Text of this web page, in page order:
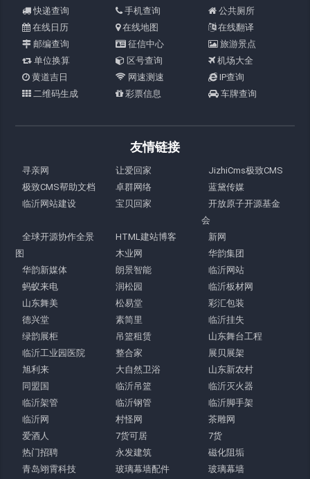
快递查询
手机查询
公共厕所
在线日历
在线地图
在线翻译
邮编查询
征信中心
旅游景点
单位换算
区号查询
机场大全
黄道吉日
网速测速
IP查询
二维码生成
彩票信息 车牌查询
友情链接
寻亲网 让爱回家
JizhiCms极致CMS
极致CMS帮助文档
卓群网络
蓝黛传媒
临沂网站建设
宝贝回家
开放原子开源基金
会
全球开源协作全景
图
HTML建站博客
新网
木业网
华韵集团
华韵新媒体
朗景智能
临沂网站
蚂蚁来电
润松园
临沂板材网
山东舞美
松易堂
彩汇包装
德兴堂
素简里
临沂挂失
绿韵展柜
吊篮租赁
山东舞台工程
临沂工业园医院
整合家
展贝展架
旭利来
大自然卫浴
山东新农村
同盟国
临沂吊篮
临沂灭火器
临沂架管
临沂钢管
临沂脚手架
临沂网
村怪网
茶雕网
爱酒人
7货可居
7货
热门招聘
永发建筑
磁化阻垢
青岛翊霄科技
玻璃幕墙配件
玻璃幕墙